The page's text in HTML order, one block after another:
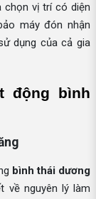
chọn vị trí có diện
máy đón nhận
dụng của cả gia
động bình
bình thái dương
về nguyên lý làm